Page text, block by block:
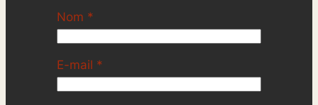
Nom *
E-mail *